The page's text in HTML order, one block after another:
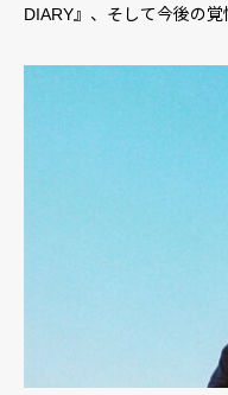
DIARY』、そして今後の覚